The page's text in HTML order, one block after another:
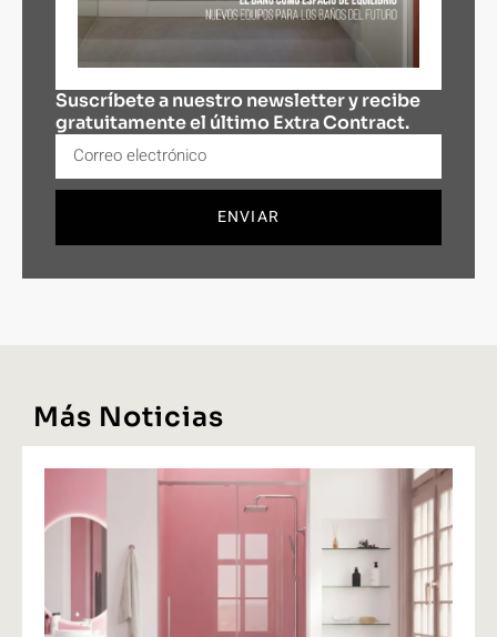
Suscríbete a nuestro newsletter y recibe
gratuitamente el último Extra Contract.
ENVIAR
Más Noticias